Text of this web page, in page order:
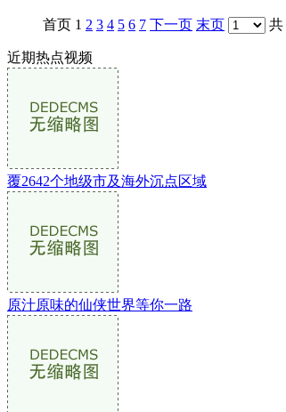
首页 1 2 3 4 5 6 7 下一页 末页 共
近期热点视频
覆2642个地级市及海外沉点区域
原汁原味的仙侠世界等你一路